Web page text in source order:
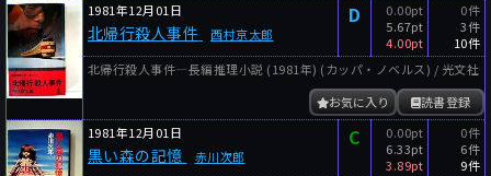
1981年12月01日
北帰行殺人事件 西村京太郎
D
0.00pt
5.67pt
4.00pt
0件
3件
10件
北帰行殺人事件―長編推理小説 (1981年) (カッパ・ノベルス) / 光文社
読書登録
お気に入り
1981年12月01日
黒い森の記憶 赤川次郎
C
0.00pt
6.33pt
3.89pt
0件
6件
9件